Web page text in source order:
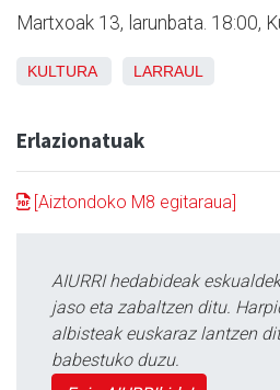
Martxoak 13, larunbata. 18:00,
KULTURA LARRAUL
Erlazionatuak
[Aiztondoko M8 egitaraua]
AIURRI hedabideak
jaso eta zabaltzen ditu.
albisteak euskaraz lantzen
babestuko duzu.